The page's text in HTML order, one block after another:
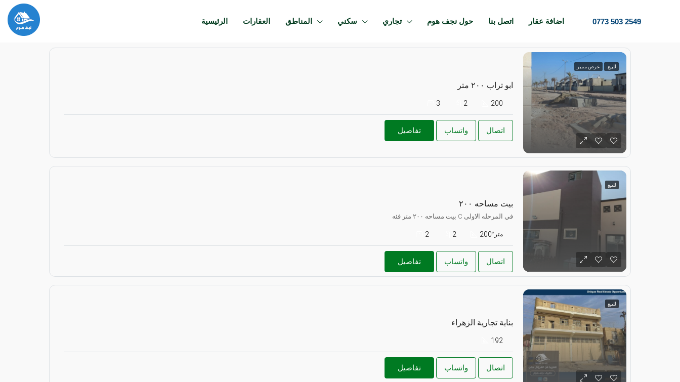
الرئيسية العقارات المناطق سكني تجاري حول نجف هوم اتصل بنا اضافة عقار 0773 503 2549
للبيع عرض مميز
ابو تراب ٢٠٠ متر
3 2 200
تفاصيل واتساب اتصال
للبيع
بيت مساحه ٢٠٠
بيت مساحه ٢٠٠ متر فئه C في المرحله الاولى
2 2 200 متر²
تفاصيل واتساب اتصال
للبيع
بناية تجارية الزهراء
192
تفاصيل واتساب اتصال